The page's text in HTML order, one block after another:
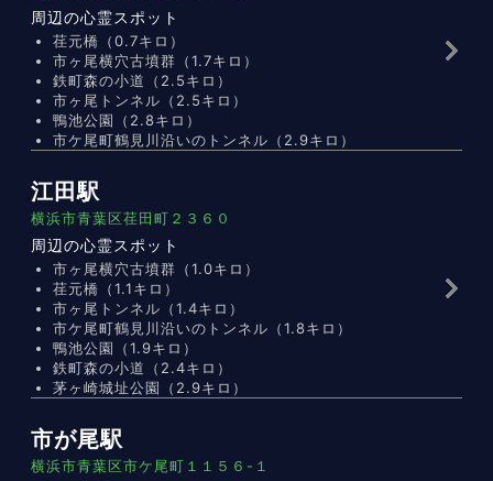
周辺の心霊スポット
荏元橋（0.7キロ）
市ヶ尾横穴古墳群（1.7キロ）
鉄町森の小道（2.5キロ）
市ヶ尾トンネル（2.5キロ）
鴨池公園（2.8キロ）
市ケ尾町鶴見川沿いのトンネル（2.9キロ）
江田駅
横浜市青葉区荏田町２３６０
周辺の心霊スポット
市ヶ尾横穴古墳群（1.0キロ）
荏元橋（1.1キロ）
市ヶ尾トンネル（1.4キロ）
市ケ尾町鶴見川沿いのトンネル（1.8キロ）
鴨池公園（1.9キロ）
鉄町森の小道（2.4キロ）
茅ヶ崎城址公園（2.9キロ）
市が尾駅
横浜市青葉区市ケ尾町１１５６-１